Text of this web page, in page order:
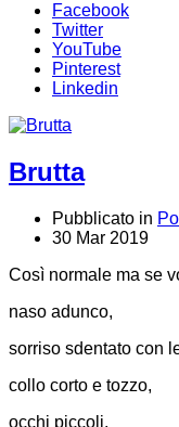
Facebook
Twitter
YouTube
Pinterest
Linkedin
Brutta
Pubblicato in
30 Mar 2019
Così normale ma se
naso adunco,
sorriso sdentato con
collo corto e tozzo,
occhi piccoli,